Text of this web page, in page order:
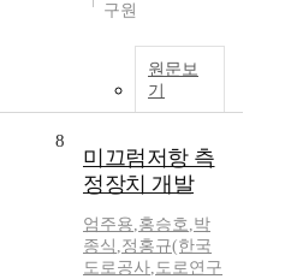
구원
원문보
기
8
미끄럼저항 측
정장치 개발
엄주용,홍승호,박
종식 ,정홍규(한국
도로공사,도로연구